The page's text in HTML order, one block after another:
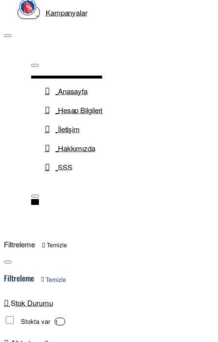
Kampanyalar
Anasayfa
Hesap Bilgileri
İletişim
Hakkımızda
SSS
Filtreleme Temizle
Filtreleme Temizle
Stok Durumu
Stokta var 1